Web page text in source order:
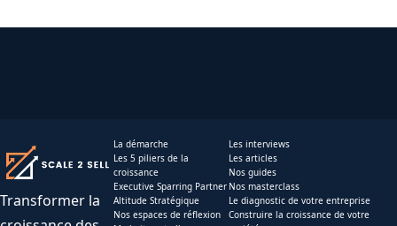
Transformer la
La démarche
Les 5 piliers de la
croissance
Executive Sparring Partner
Altitude Stratégique
Nos espaces de réflexion
Les interviews
Les articles
Nos guides
Nos masterclass
Le diagnostic de votre entreprise
Construire la croissance de votre